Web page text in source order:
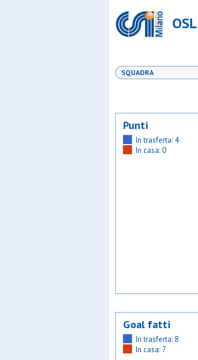
SQUADRA
Punti
In trasferta: 4
In casa: 0
Goal fatti
In trasferta: 8
In casa: 7